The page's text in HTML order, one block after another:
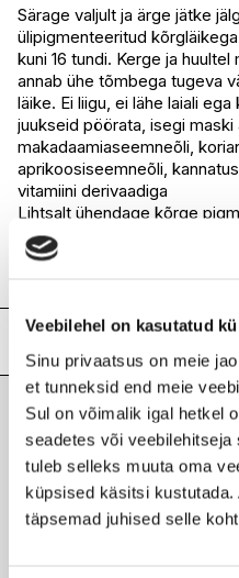
Veebilehel on kasutatud
Sinu privaatsus on meie
et tunneksid end meie
Sul on võimalik igal hetkel
seadetes või veebilehitseja
tuleb selleks muuta oma
küpsised käsitsi
täpsemad juhised selle
I.L.U. Ülemiste
I.L.U. Rocca
Ei ole
I.L.U. Lõunakeskus
Ei ole
I.L.U. Pärnu
Ei ole
Särage valjult ja ärge jätke
ülipigmenteeritud
kuni 16 tundi. Kerge ja
annab ühe tõmbega tugeva
läike. Ei liigu, ei lähe laiali
juukseid pöörata, isegi
makadaamiaseemneõli,
aprikoosiseemneõli,
vitamiini derivaadiga
Lihtsalt ühendage kõrge
lisatud huuli armastavaid
mittekleepuv pealiskiht **
Kaubamärk
NYX
Laokood
Ribakood
Viimati